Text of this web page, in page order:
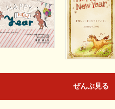
ぜんぶ見る